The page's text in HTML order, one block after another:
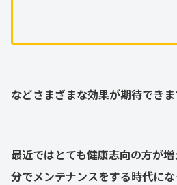
などさまざまな効果が期待できま
最近ではとても健康志向の方が
分でメンテナンスをする時代に